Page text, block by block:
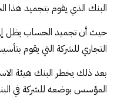
البنك الذي يقوم بتجميد هذا
حيث أن تجميد الحساب يظل
التجاري للشركة التي يقوم
بعد ذلك يخطر البنك هيئة
المؤسس بوضعه للشركة في